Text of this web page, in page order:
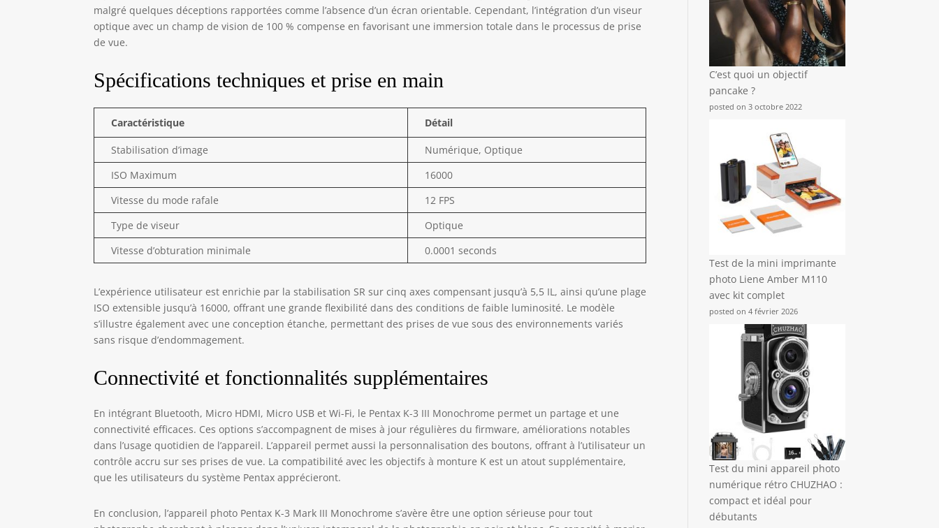
pendant la prise de vue, et vous apportant plus de confort.
[Sensibilité ISO maximale de 1,6 million] Permet d'obtenir un
excellent pouvoir descriptif dans toute la plage de sensibilité. Le
résolution et reproduit la texture et les détails du sujet.
malgré quelques déceptions rapportées comme l’absence d’un écran orientable. Cependant, l’intégration d’un viseur
optique avec un champ de vision de 100 % compense en favorisant une immersion totale dans le processus de prise
de vue.
Spécifications techniques et prise en main
Caractéristique Détail
Stabilisation d’image
Numérique, Optique
ISO Maximum
16000
Vitesse du mode rafale
12 FPS
Type de viseur
Optique
Vitesse d’obturation minimale
0.0001 seconds
L’expérience utilisateur est enrichie par la stabilisation SR sur cinq axes compensant jusqu’à 5,5 IL, ainsi qu’une plage
ISO extensible jusqu’à 16000, offrant une grande flexibilité dans des conditions de faible luminosité. Le modèle
s’illustre également avec une conception étanche, permettant des prises de vue sous des environnements variés
sans risque d’endommagement.
Connectivité et fonctionnalités supplémentaires
En intégrant Bluetooth, Micro HDMI, Micro USB et Wi-Fi, le Pentax K-3 III Monochrome permet un partage et une
connectivité efficaces. Ces options s’accompagnent de mises à jour régulières du firmware, améliorations notables
dans l’usage quotidien de l’appareil. L’appareil permet aussi la personnalisation des boutons, offrant à l’utilisateur un
contrôle accru sur ses prises de vue. La compatibilité avec les objectifs à monture K est un atout supplémentaire,
que les utilisateurs du système Pentax apprécieront.
En conclusion, l’appareil photo Pentax K-3 Mark III Monochrome s’avère être une option sérieuse pour tout
C’est quoi un objectif
pancake ?
posted on 3 octobre 2022
Test de la mini imprimante
photo Liene Amber M110
avec kit complet
posted on 4 février 2026
Test du mini appareil photo
numérique rétro CHUZHAO :
compact et idéal pour
débutants